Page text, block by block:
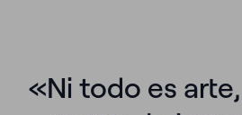
«Ni todo es